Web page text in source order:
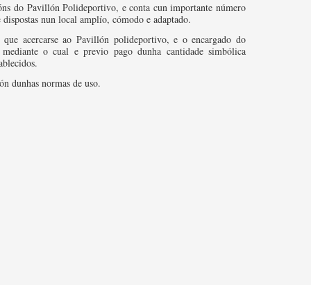
do Pavillón Polideportivo, e conta cun importante número
nun local amplío, cómodo e adaptado.
acercarse ao Pavillón polideportivo, e o encargado do
o cual e previo pago dunha cantidade simbólica
dunhas normas de uso.